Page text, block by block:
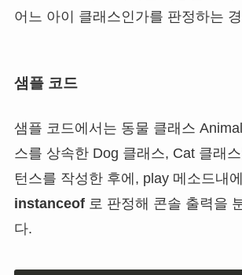
어느 아이 클래스인가를 판정하는
샘플 코드
샘플 코드에서는 동물 클래스
스를 상속한 Dog 클래스, Cat 클래
턴스를 작성한 후에, play 메소드내
instanceof로 판정해 콘솔 출력을
다.